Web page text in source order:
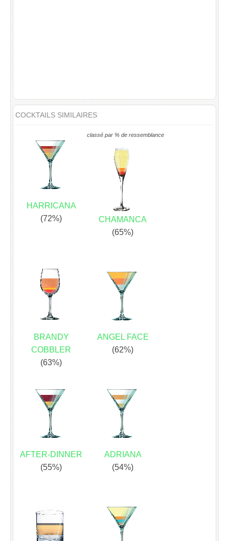
COCKTAILS SIMILAIRES
classé par % de ressemblance
HARRICANA
(72%)
CHAMANCA
(65%)
BRANDY
COBBLER
(63%)
ANGEL FACE
(62%)
AFTER-DINNER
(55%)
ADRIANA
(54%)